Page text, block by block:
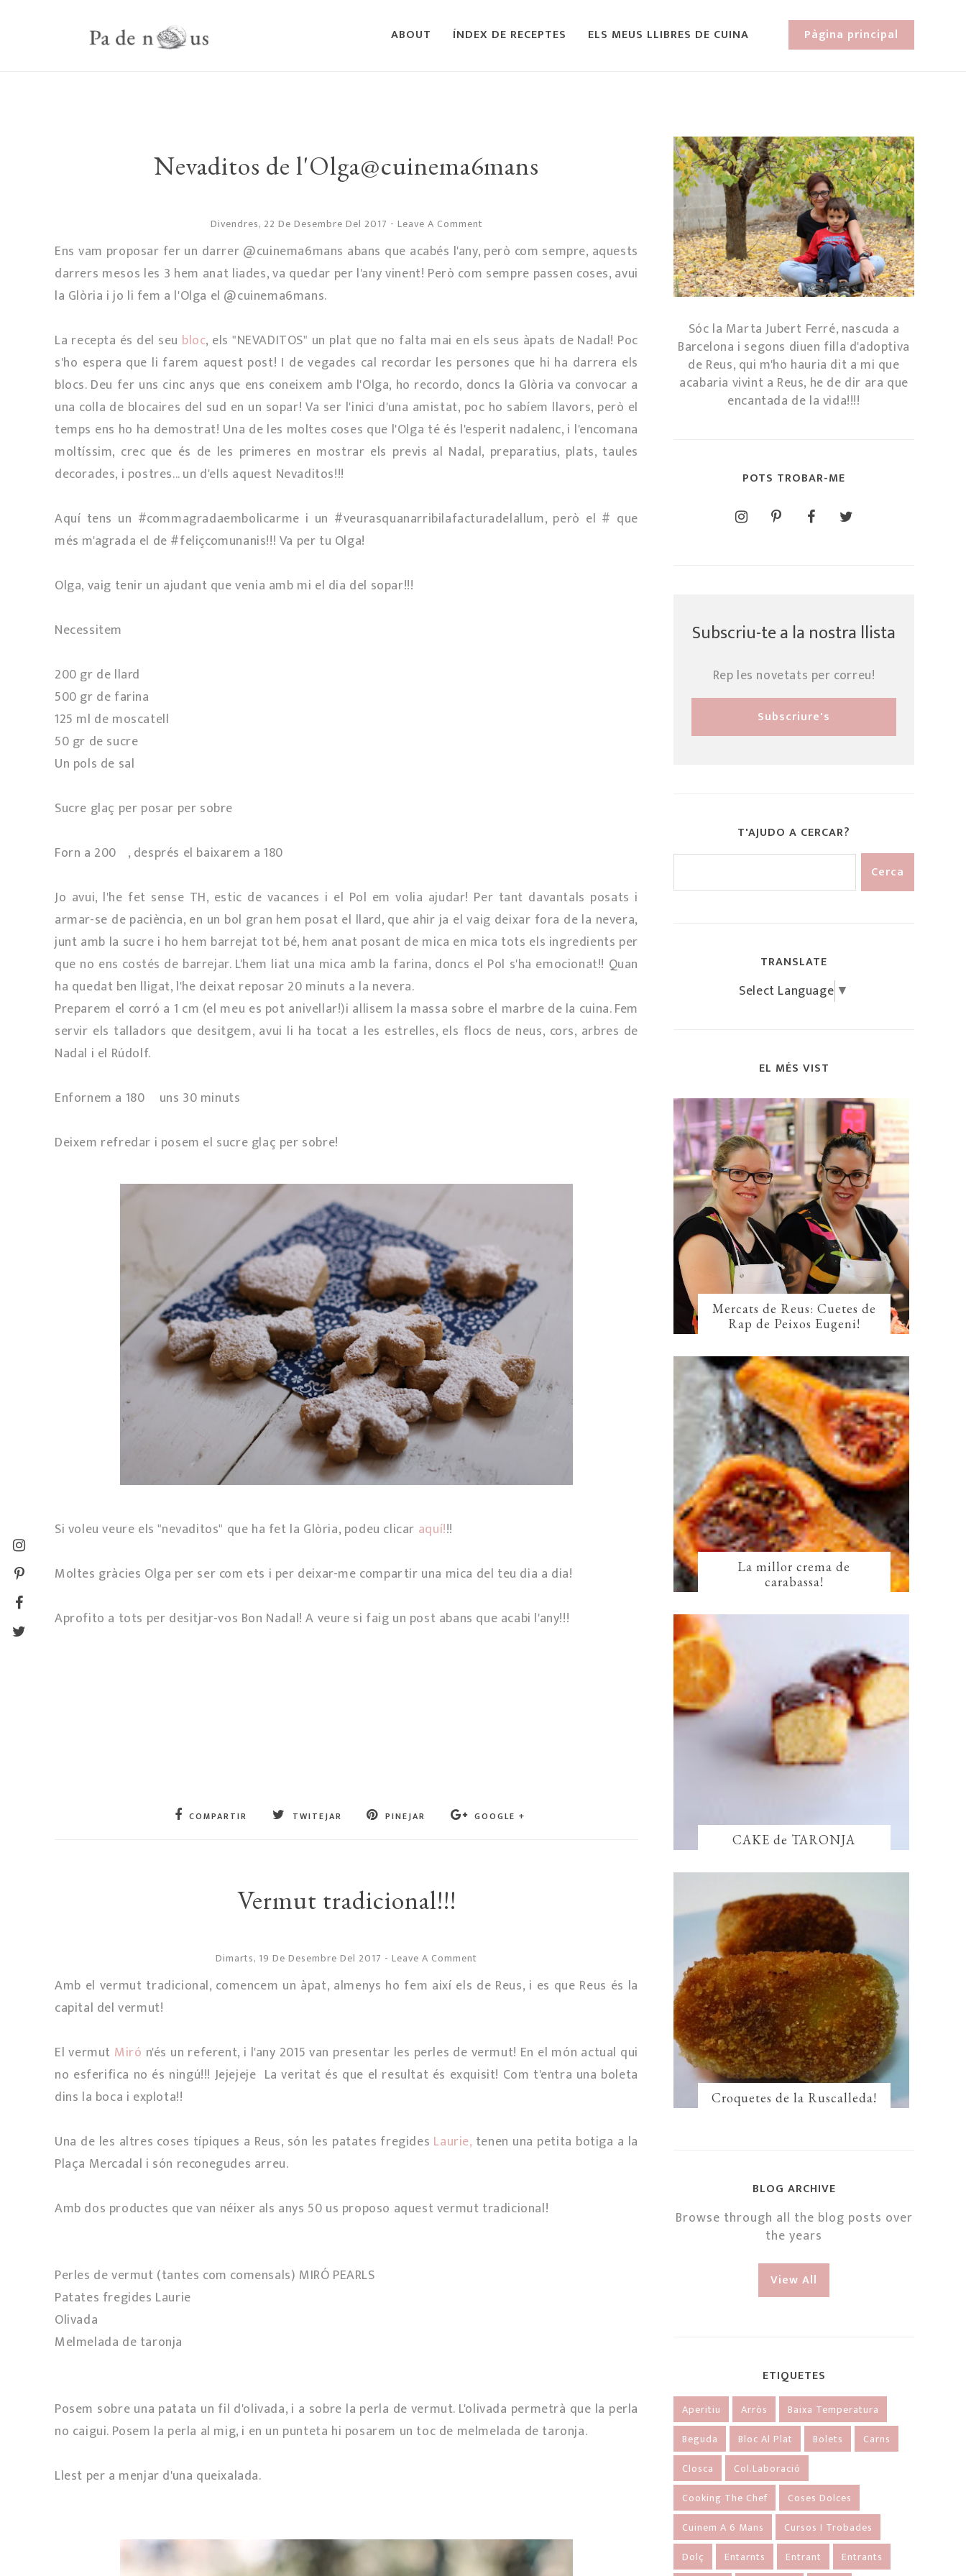
ABOUT ÍNDEX DE RECEPTES ELS MEUS LLIBRES DE CUINA Pàgina principal
Nevaditos de l'Olga@cuinema6mans
Divendres, 22 De Desembre Del 2017 - Leave A Comment
Ens vam proposar fer un darrer @cuinema6mans abans que acabés l'any, però com sempre, aquests
darrers mesos les 3 hem anat liades, va quedar per l'any vinent! Però com sempre passen coses, avui
la Glòria i jo li fem a l'Olga el @cuinema6mans.
La recepta és del seu bloc, els "NEVADITOS" un plat que no falta mai en els seus àpats de Nadal! Poc
s'ho espera que li farem aquest post! I de vegades cal recordar les persones que hi ha darrera els
blocs. Deu fer uns cinc anys que ens coneixem amb l'Olga, ho recordo, doncs la Glòria va convocar a
una colla de blocaires del sud en un sopar! Va ser l'inici d'una amistat, poc ho sabíem llavors, però el
temps ens ho ha demostrat! Una de les moltes coses que l'Olga té és l'esperit nadalenc, i l'encomana
moltíssim, crec que és de les primeres en mostrar els previs al Nadal, preparatius, plats, taules
decorades, i postres... un d'ells aquest Nevaditos!!!
Aquí tens un #commagradaembolicarme i un #veurasquanarribilafacturadelallum, però el # que
més m'agrada el de #feliçcomunanis!!! Va per tu Olga!
Olga, vaig tenir un ajudant que venia amb mi el dia del sopar!!!
Necessitem
200 gr de llard
500 gr de farina
125 ml de moscatell
50 gr de sucre
Un pols de sal
Sucre glaç per posar per sobre
Forn a 200º, després el baixarem a 180º
Jo avui, l'he fet sense TH, estic de vacances i el Pol em volia ajudar! Per tant davantals posats i
armar-se de paciència, en un bol gran hem posat el llard, que ahir ja el vaig deixar fora de la nevera,
junt amb la sucre i ho hem barrejat tot bé, hem anat posant de mica en mica tots els ingredients per
que no ens costés de barrejar. L'hem liat una mica amb la farina, doncs el Pol s'ha emocionat!! Quan
ha quedat ben lligat, l'he deixat reposar 20 minuts a la nevera.
Preparem el corró a 1 cm (el meu es pot anivellar!)i allisem la massa sobre el marbre de la cuina. Fem
servir els talladors que desitgem, avui li ha tocat a les estrelles, els flocs de neus, cors, arbres de
Nadal i el Rúdolf.
Enfornem a 180º uns 30 minuts
Deixem refredar i posem el sucre glaç per sobre!
Si voleu veure els "nevaditos" que ha fet la Glòria, podeu clicar aquí!!!
Moltes gràcies Olga per ser com ets i per deixar-me compartir una mica del teu dia a dia!
Aprofito a tots per desitjar-vos Bon Nadal! A veure si faig un post abans que acabi l'any!!!
COMPARTIR TWITEJAR PINEJAR GOOGLE +
Vermut tradicional!!!
Dimarts, 19 De Desembre Del 2017 - Leave A Comment
Amb el vermut tradicional, comencem un àpat, almenys ho fem així els de Reus, i es que Reus és la
capital del vermut!
El vermut Miró n'és un referent, i l'any 2015 van presentar les perles de vermut! En el món actual qui
no esferifica no és ningú!!! Jejejeje La veritat és que el resultat és exquisit! Com t'entra una boleta
dins la boca i explota!!
Una de les altres coses típiques a Reus, són les patates fregides Laurie, tenen una petita botiga a la
Plaça Mercadal i són reconegudes arreu.
Amb dos productes que van néixer als anys 50 us proposo aquest vermut tradicional!
Perles de vermut (tantes com comensals) MIRÓ PEARLS
Patates fregides Laurie
Olivada
Melmelada de taronja
Posem sobre una patata un fil d'olivada, i a sobre la perla de vermut. L'olivada permetrà que la perla
no caigui. Posem la perla al mig, i en un punteta hi posarem un toc de melmelada de taronja.
Llest per a menjar d'una queixalada.
Sóc la Marta Jubert Ferré, nascuda a
Barcelona i segons diuen filla d'adoptiva
de Reus, qui m'ho hauria dit a mi que
acabaria vivint a Reus, he de dir ara que
encantada de la vida!!!!
POTS TROBAR-ME
Subscriu-te a la nostra llista
Rep les novetats per correu!
T'AJUDO A CERCAR?
TRANSLATE
Select Language ▼
EL MÉS VIST
Mercats de Reus: Cuetes de
Rap de Peixos Eugeni!
La millor crema de
carabassa!
CAKE de TARONJA
Croquetes de la Ruscalleda!
BLOG ARCHIVE
Browse through all the blog posts over
the years
View All
ETIQUETES
Aperitiu Arròs
Baixa Temperatura
Beguda
Bloc Al Plat Bolets
Carns
Closca
Col.laboració
Cooking The Chef
Coses Dolces
Cuinem A 6 Mans
Cursos I Trobades
Dolç
Entarnts Entrant Entrants